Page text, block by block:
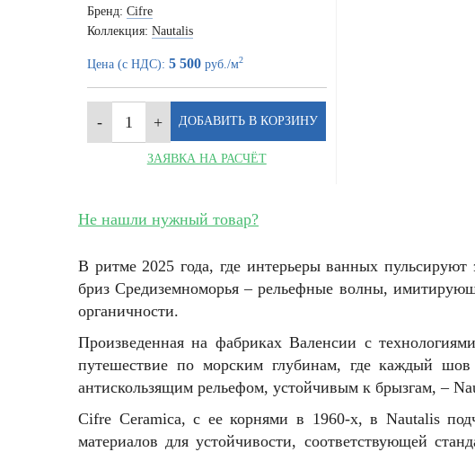
Бренд: Cifre
Коллекция: Nautalis
Цена (с НДС): 5 500 руб./м2
ЗАЯВКА НА РАСЧЁТ
Не нашли нужный товар?
В ритме 2025 года, где интерьеры ванных
бриз Средиземноморья – рельефные волны,
органичности.
Произведенная на фабриках Валенсии с
путешествие по морским глубинам, где каждый
антискользящим рельефом, устойчивым к брызгам, –
Cifre Ceramica, с ее корнями в 1960-х, в Nautalis
материалов для устойчивости, соответствующей